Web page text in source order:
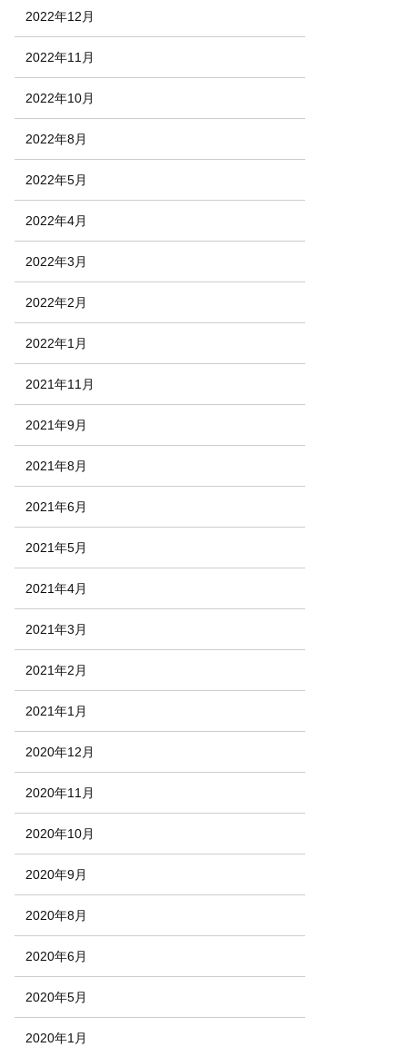
2022年12月
2022年11月
2022年10月
2022年8月
2022年5月
2022年4月
2022年3月
2022年2月
2022年1月
2021年11月
2021年9月
2021年8月
2021年6月
2021年5月
2021年4月
2021年3月
2021年2月
2021年1月
2020年12月
2020年11月
2020年10月
2020年9月
2020年8月
2020年6月
2020年5月
2020年1月